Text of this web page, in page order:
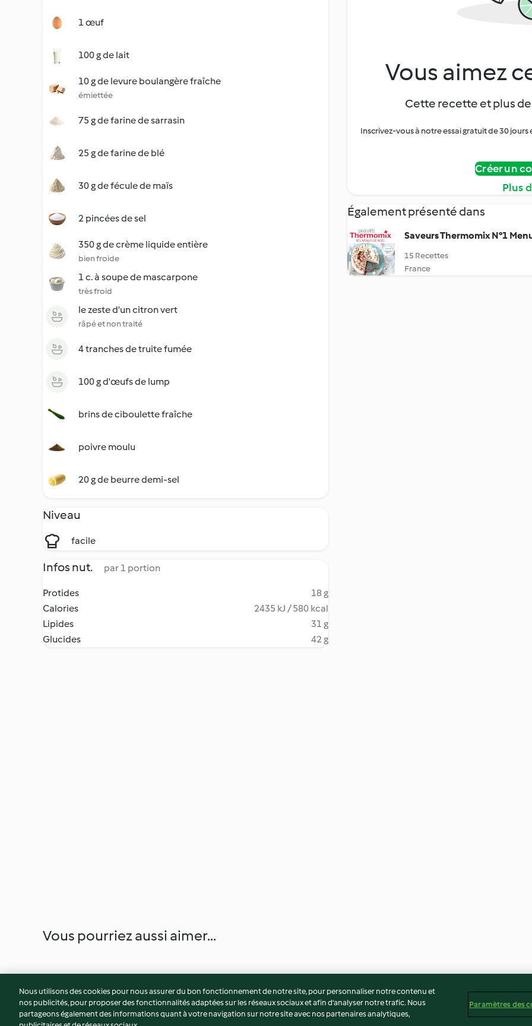
1 œuf
100 g de lait
10 g de levure boulangère fraîche
émiettée
75 g de farine de sarrasin
25 g de farine de blé
30 g de fécule de maïs
2 pincées de sel
350 g de crème liquide entière
bien froide
1 c. à soupe de mascarpone
très froid
le zeste d'un citron vert
râpé et non traité
4 tranches de truite fumée
100 g d'œufs de lump
brins de ciboulette fraîche
poivre moulu
20 g de beurre demi-sel
Niveau
facile
Infos nut. par 1 portion
Protides
18 g
Calories
2435 kJ / 580 kcal
Lipides
31 g
Glucides
42 g
Vous aimez
Cette recette et plus
Inscrivez-vous à notre essai gratuit de 30
Créer un
Plus
Également présenté dans
Saveurs Thermomix N°1
15 Recettes
France
Vous pourriez aussi aimer...
Nous utilisons des cookies pour nous assurer du bon fonctionnement de notre site, pour personnaliser notre contenu et
nos publicités, pour proposer des fonctionnalités adaptées sur les réseaux sociaux et afin d’analyser notre trafic. Nous
partageons également des informations quant à votre navigation sur notre site avec nos partenaires analytiques,
Paramètres des